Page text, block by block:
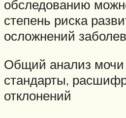
обследованию
степень риска
осложнений
Общий анализ мочи
стандарты,
отклонений